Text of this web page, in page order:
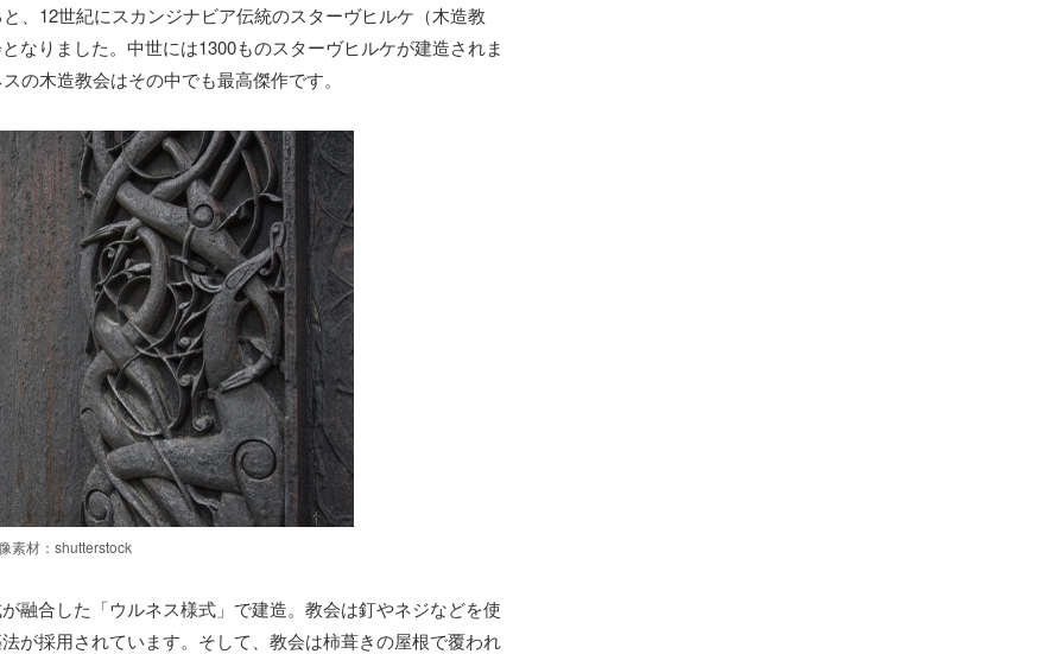
、12世紀にスカンジナビア伝統のスターヴヒルケ（木造教
なりました。中世には1300ものスターヴヒルケが建造されま
の木造教会はその中でも最高傑作です。
素材：shutterstock
融合した「ウルネス様式」で建造。教会は釘やネジなどを使
が採用されています。そして、教会は柿葺きの屋根で覆われ